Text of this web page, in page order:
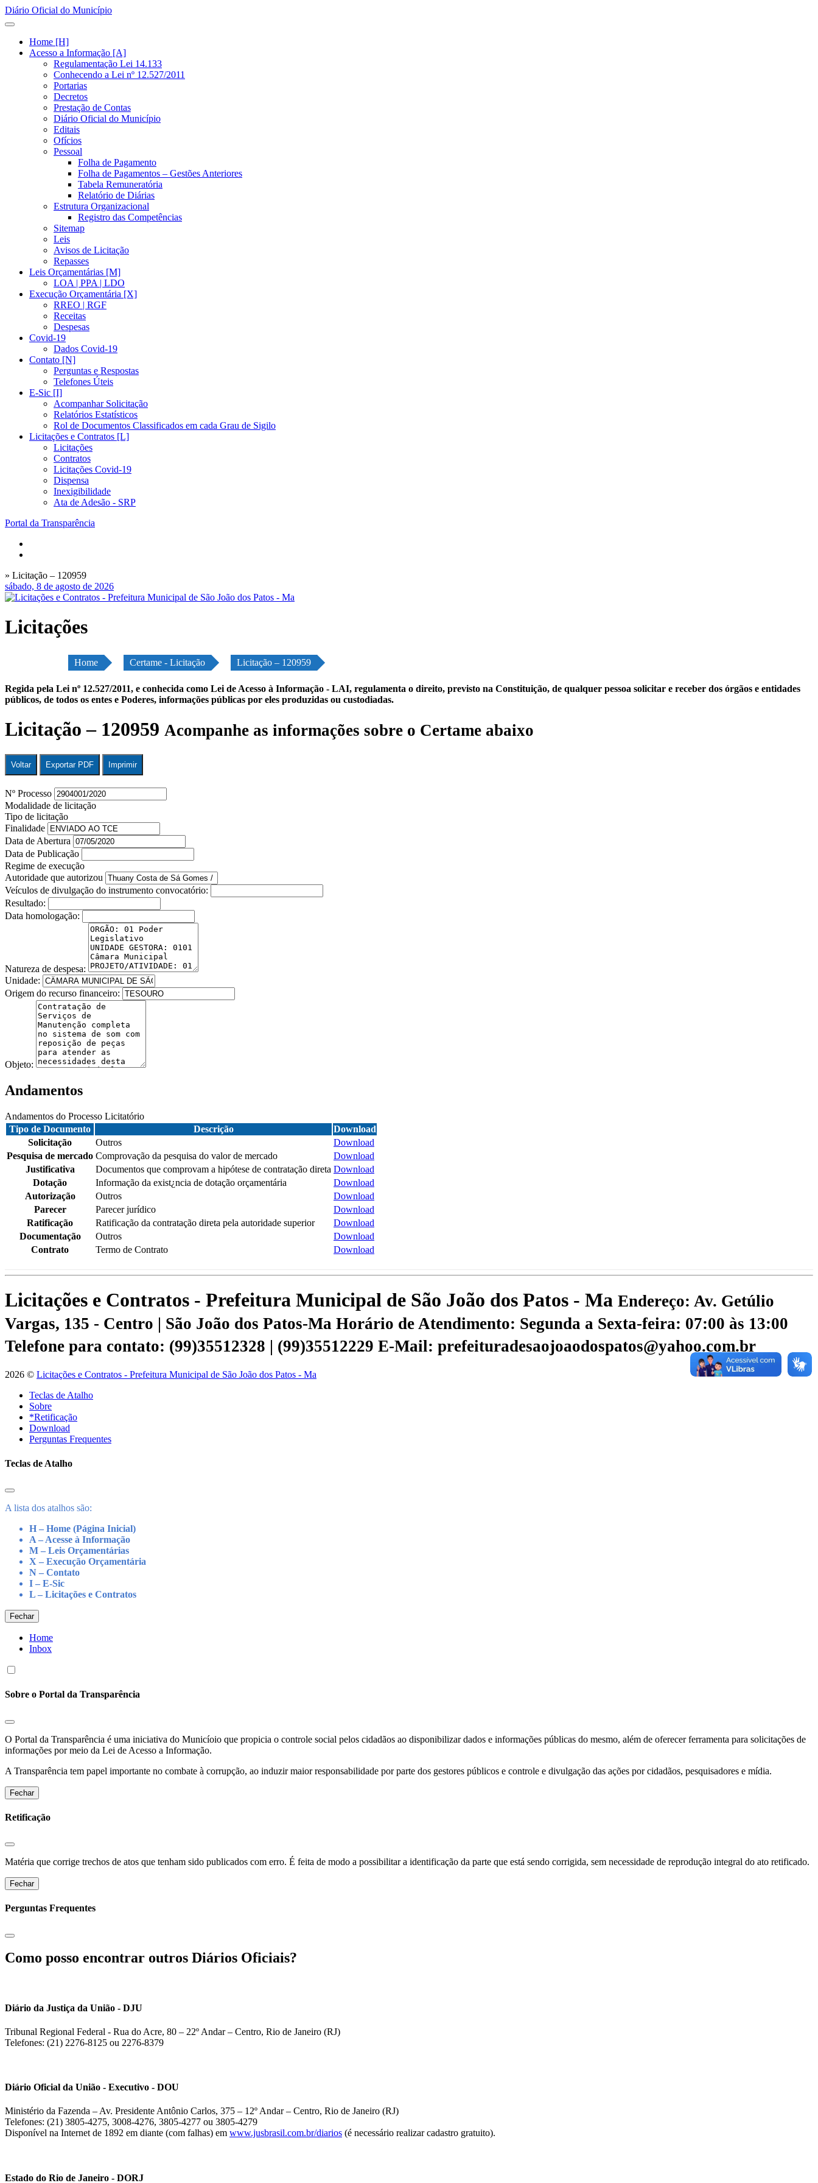
Diário Oficial do Município
Home [H]
Acesso a Informação [A]
Regulamentação Lei 14.133
Conhecendo a Lei nº 12.527/2011
Portarias
Decretos
Prestação de Contas
Diário Oficial do Município
Editais
Ofícios
Pessoal
Folha de Pagamento
Folha de Pagamentos – Gestões Anteriores
Tabela Remuneratória
Relatório de Diárias
Estrutura Organizacional
Registro das Competências
Sitemap
Leis
Avisos de Licitação
Repasses
Leis Orçamentárias [M]
LOA | PPA | LDO
Execução Orçamentária [X]
RREO | RGF
Receitas
Despesas
Covid-19
Dados Covid-19
Contato [N]
Perguntas e Respostas
Telefones Úteis
E-Sic [I]
Acompanhar Solicitação
Relatórios Estatísticos
Rol de Documentos Classificados em cada Grau de Sigilo
Licitações e Contratos [L]
Licitações
Contratos
Licitações Covid-19
Dispensa
Inexigibilidade
Ata de Adesão - SRP
Portal da Transparência
» Licitação – 120959
sábado, 8 de agosto de 2026
Licitações
Home Certame - Licitação Licitação – 120959
Regida pela Lei nº 12.527/2011, e conhecida como Lei de Acesso à Informação - LAI, regulamenta o direito, previsto na Constituição, de qualquer pessoa solicitar e receber dos órgãos e entidades
públicos, de todos os entes e Poderes, informações públicas por eles produzidas ou custodiadas.
Licitação – 120959 Acompanhe as informações sobre o Certame abaixo
Voltar Exportar PDF Imprimir
Nº Processo
Modalidade de licitação
Tipo de licitação
Finalidade
Data de Abertura
Data de Publicação
Regime de execução
Autoridade que autorizou
Veículos de divulgação do instrumento convocatório:
Resultado:
Data homologação:
Natureza de despesa:
Unidade:
Origem do recurso financeiro:
Objeto:
Andamentos
Andamentos do Processo Licitatório
Tipo de Documento
Descrição
Download
Solicitação
Outros
Download
Pesquisa de mercado Comprovação da pesquisa do valor de mercado
Download
Justificativa
Documentos que comprovam a hipótese de contratação direta Download
Dotação
Informação da exist¿ncia de dotação orçamentária
Download
Autorização
Outros
Download
Parecer
Parecer jurídico
Download
Ratificação
Ratificação da contratação direta pela autoridade superior
Download
Documentação
Outros
Download
Contrato
Termo de Contrato Download
Licitações e Contratos - Prefeitura Municipal de São João dos Patos - Ma Endereço: Av. Getúlio
Vargas, 135 - Centro | São João dos Patos-Ma Horário de Atendimento: Segunda a Sexta-feira: 07:00 às 13:00
Telefone para contato: (99)35512328 | (99)35512229 E-Mail: prefeituradesaojoaodospatos@yahoo.com.br
2026 © Licitações e Contratos - Prefeitura Municipal de São João dos Patos - Ma
Teclas de Atalho
Sobre
*Retificação
Download
Perguntas Frequentes
Teclas de Atalho
A lista dos atalhos são:
H – Home (Página Inicial)
A – Acesse à Informação
M – Leis Orçamentárias
X – Execução Orçamentária
N – Contato
I – E-Sic
L – Licitações e Contratos
Fechar
Home
Inbox
Sobre o Portal da Transparência
O Portal da Transparência é uma iniciativa do Municíoio que propicia o controle social pelos cidadãos ao disponibilizar dados e informações públicas do mesmo, além de oferecer ferramenta para solicitações de
informações por meio da Lei de Acesso a Informação.
A Transparência tem papel importante no combate à corrupção, ao induzir maior responsabilidade por parte dos gestores públicos e controle e divulgação das ações por cidadãos, pesquisadores e mídia.
Fechar
Retificação
Matéria que corrige trechos de atos que tenham sido publicados com erro. É feita de modo a possibilitar a identificação da parte que está sendo corrigida, sem necessidade de reprodução integral do ato retificado.
Fechar
Perguntas Frequentes
Como posso encontrar outros Diários Oficiais?
Diário da Justiça da União - DJU
Tribunal Regional Federal - Rua do Acre, 80 – 22º Andar – Centro, Rio de Janeiro (RJ)
Telefones: (21) 2276-8125 ou 2276-8379
Diário Oficial da União - Executivo - DOU
Ministério da Fazenda – Av. Presidente Antônio Carlos, 375 – 12º Andar – Centro, Rio de Janeiro (RJ)
Telefones: (21) 3805-4275, 3008-4276, 3805-4277 ou 3805-4279
Disponível na Internet de 1892 em diante (com falhas) em www.jusbrasil.com.br/diarios (é necessário realizar cadastro gratuito).
Estado do Rio de Janeiro - DORJ